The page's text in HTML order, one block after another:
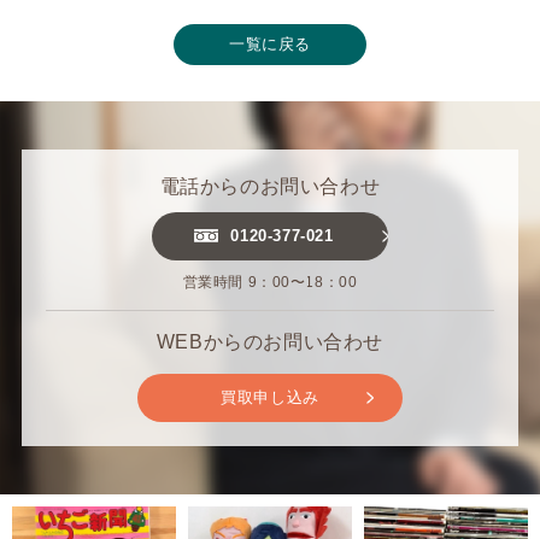
一覧に戻る
電話からのお問い合わせ
0120-377-021
営業時間 9：00〜18：00
WEBからのお問い合わせ
買取申し込み